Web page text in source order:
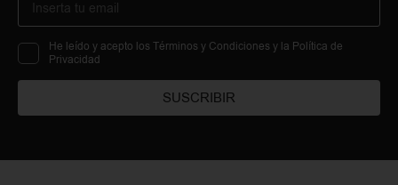
He leído y acepto los Términos y Condiciones y la Política de
Privacidad
SUSCRIBIR